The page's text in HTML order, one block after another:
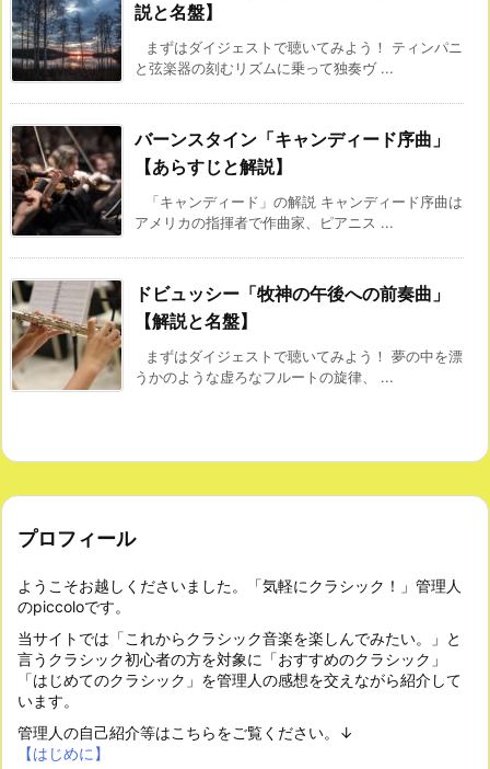
説と名盤】
まずはダイジェストで聴いてみよう！ ティンパニ
と弦楽器の刻むリズムに乗って独奏ヴ ...
バーンスタイン「キャンディード序曲」
【あらすじと解説】
「キャンディード」の解説 キャンディード序曲は
アメリカの指揮者で作曲家、ピアニス ...
ドビュッシー「牧神の午後への前奏曲」
【解説と名盤】
まずはダイジェストで聴いてみよう！ 夢の中を漂
うかのような虚ろなフルートの旋律、 ...
プロフィール
ようこそお越しくださいました。「気軽にクラシック！」管理人
のpiccoloです。
当サイトでは「これからクラシック音楽を楽しんでみたい。」と
言うクラシック初心者の方を対象に「おすすめのクラシック」
「はじめてのクラシック」を管理人の感想を交えながら紹介して
います。
管理人の自己紹介等はこちらをご覧ください。↓
【はじめに】